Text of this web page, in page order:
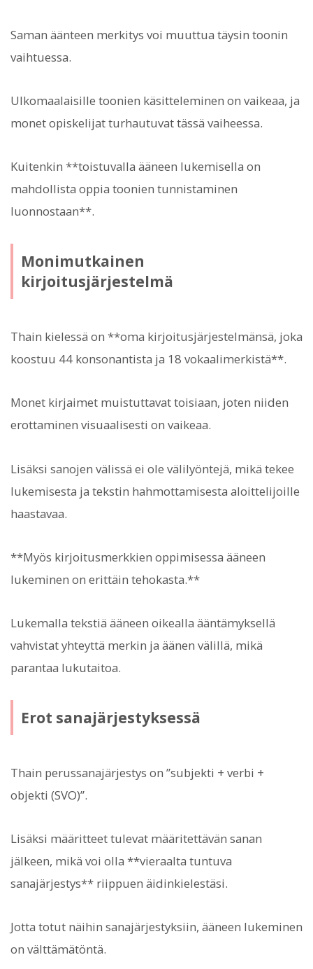
Saman äänteen merkitys voi muuttua täysin toonin
vaihtuessa.
Ulkomaalaisille toonien käsitteleminen on vaikeaa, ja
monet opiskelijat turhautuvat tässä vaiheessa.
Kuitenkin **toistuvalla ääneen lukemisella on
mahdollista oppia toonien tunnistaminen
luonnostaan**.
Monimutkainen
kirjoitusjärjestelmä
Thain kielessä on **oma kirjoitusjärjestelmänsä, joka
koostuu 44 konsonantista ja 18 vokaalimerkistä**.
Monet kirjaimet muistuttavat toisiaan, joten niiden
erottaminen visuaalisesti on vaikeaa.
Lisäksi sanojen välissä ei ole välilyöntejä, mikä tekee
lukemisesta ja tekstin hahmottamisesta aloittelijoille
haastavaa.
**Myös kirjoitusmerkkien oppimisessa ääneen
lukeminen on erittäin tehokasta.**
Lukemalla tekstiä ääneen oikealla ääntämyksellä
vahvistat yhteyttä merkin ja äänen välillä, mikä
parantaa lukutaitoa.
Erot sanajärjestyksessä
Thain perussanajärjestys on ”subjekti + verbi +
objekti (SVO)”.
Lisäksi määritteet tulevat määritettävän sanan
jälkeen, mikä voi olla **vieraalta tuntuva
sanajärjestys** riippuen äidinkielestäsi.
Jotta totut näihin sanajärjestyksiin, ääneen lukeminen
on välttämätöntä.